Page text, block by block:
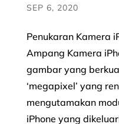
SEP 6, 2020
Penukaran Kamera
Ampang Kamera
gambar yang
‘megapixel’ yang
mengutamakan
iPhone yang